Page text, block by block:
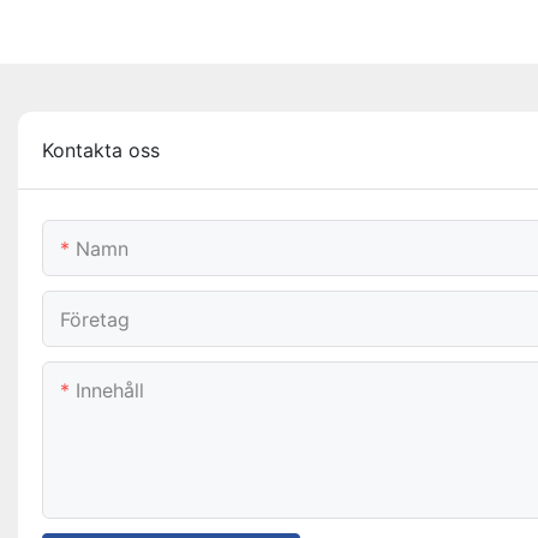
Kontakta oss
Namn
Företag
Innehåll